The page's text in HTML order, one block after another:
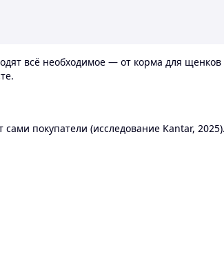
всё необходимое — от корма для
покупатели (исследование Kantar,